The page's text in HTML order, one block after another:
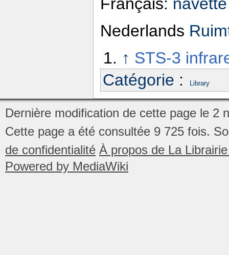
Nederlands
↑ STS-3
Catégorie : Library
Dernière modification de cette page le 2
Cette page a été consultée 9 725 fois.
de confidentialité À propos de La
Powered by MediaWiki